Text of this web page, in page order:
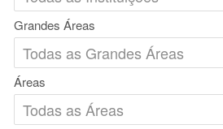
Grandes Áreas
Áreas